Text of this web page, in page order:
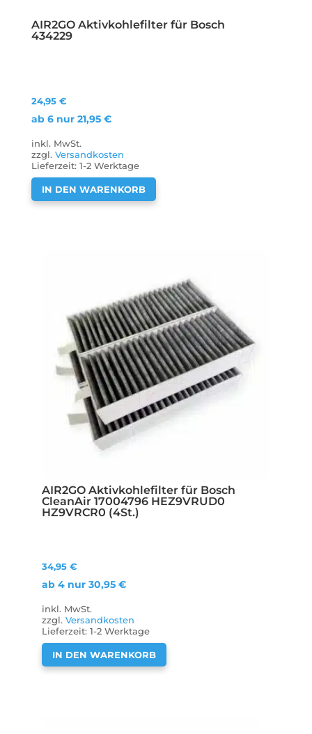
AIR2GO Aktivkohlefilter für Bosch
434229
24,95€
ab 6 nur21,95€
inkl. MwSt.
zzgl.Versandkosten
Lieferzeit:1-2 Werktage
IN DEN WARENKORB
AIR2GO Aktivkohlefilter für Bosch
CleanAir 17004796 HEZ9VRUD0
HZ9VRCR0 (4St.)
34,95 €
ab 4 nur 30,95 €
inkl. MwSt.
zzgl. Versandkosten
Lieferzeit: 1-2 Werktage
IN DEN WARENKORB